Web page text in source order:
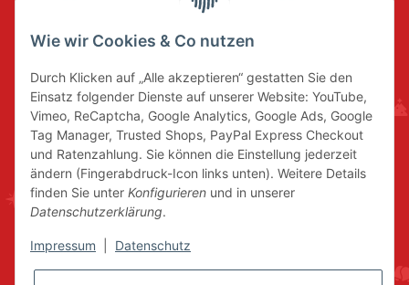
Wie wir Cookies & Co nutzen
Durch Klicken auf „Alle akzeptieren“ gestatten Sie den
Einsatz folgender Dienste auf unserer Website: YouTube,
Vimeo, ReCaptcha, Google Analytics, Google Ads, Google
Tag Manager, Trusted Shops, PayPal Express Checkout
und Ratenzahlung. Sie können die Einstellung jederzeit
ändern (Fingerabdruck-Icon links unten). Weitere Details
finden Sie unter Konfigurieren und in unserer
Datenschutzerklärung.
Impressum Datenschutz